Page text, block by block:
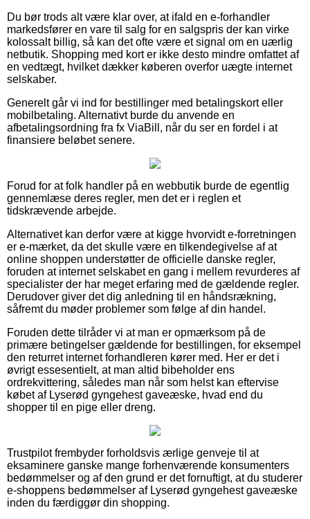
Du bør trods alt være klar over, at ifald en e-forhandler
markedsfører en vare til salg for en salgspris der kan virke
kolossalt billig, så kan det ofte være et signal om en uærlig
netbutik. Shopping med kort er ikke desto mindre omfattet af
en vedtægt, hvilket dækker køberen overfor uægte internet
selskaber.
Generelt går vi ind for bestillinger med betalingskort eller
mobilbetaling. Alternativt burde du anvende en
afbetalingsordning fra fx ViaBill, når du ser en fordel i at
finansiere beløbet senere.
Forud for at folk handler på en webbutik burde de egentlig
gennemlæse deres regler, men det er i reglen et
tidskrævende arbejde.
Alternativet kan derfor være at kigge hvorvidt e-forretningen
er e-mærket, da det skulle være en tilkendegivelse af at
online shoppen understøtter de officielle danske regler,
foruden at internet selskabet en gang i mellem revurderes af
specialister der har meget erfaring med de gældende regler.
Derudover giver det dig anledning til en håndsrækning,
såfremt du møder problemer som følge af din handel.
Foruden dette tilråder vi at man er opmærksom på de
primære betingelser gældende for bestillingen, for eksempel
den returret internet forhandleren kører med. Her er det i
øvrigt essesentielt, at man altid bibeholder ens
ordrekvittering, således man når som helst kan eftervise
købet af Lyserød gyngehest gaveæske, hvad end du
shopper til en pige eller dreng.
Trustpilot frembyder forholdsvis ærlige genveje til at
eksaminere ganske mange forhenværende konsumenters
bedømmelser og af den grund er det fornuftigt, at du studerer
e-shoppens bedømmelser af Lyserød gyngehest gaveæske
inden du færdiggør din shopping.